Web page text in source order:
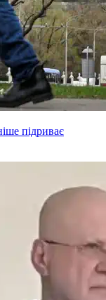
підриває